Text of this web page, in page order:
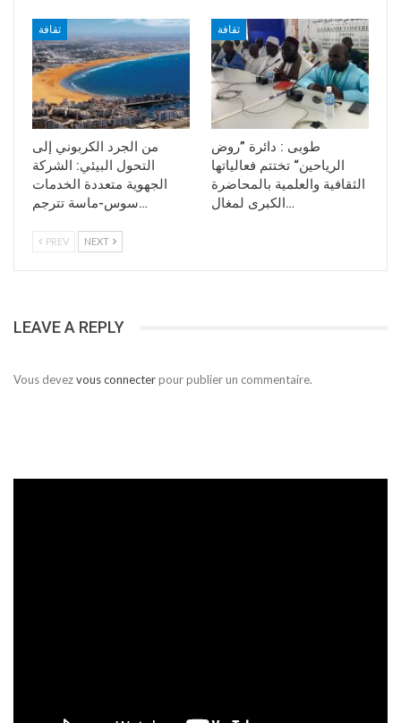
ثقافة
من الجرد الكربوني إلى
التحول البيئي: الشركة
الجهوية متعددة الخدمات
سوس-ماسة تترجم…
ثقافة
طوبى : دائرة ”روض
الرياحين“ تختتم فعالياتها
الثقافية والعلمية بالمحاضرة
الكبرى لمغال…
PREV NEXT
LEAVE A REPLY
Vous devezvous connecterpour publier un commentaire.